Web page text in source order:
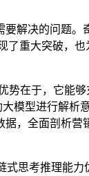
解决的问题。
了重大突破，
在于，它能够
模型进行解析
，全面剖析营
思考推理能力